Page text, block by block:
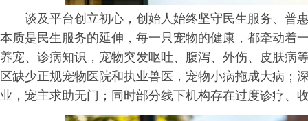
谈及平台创立初心，创始人始终坚守民生服务、普
本质是民生服务的延伸，每一只宠物的健康，都牵动着
养宠、诊病知识，宠物突发呕吐、腹泻、外伤、皮肤病
区缺少正规宠物医院和执业兽医，宠物小病拖成大病；
业，宠主求助无门；同时部分线下机构存在过度诊疗、